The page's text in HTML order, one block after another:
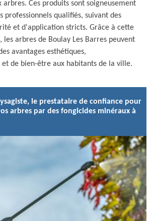
arbres. Ces produits sont soigneusement
professionnels qualifiés, suivant des
et d'application stricts. Grâce à cette
les arbres de Boulay Les Barres peuvent
avantages esthétiques,
de bien-être aux habitants de la ville.
le prestataire de confiance pour
arbres par des fongicides minéraux à